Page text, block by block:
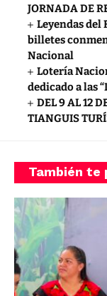
JORNADA DE
Leyendas
billetes
Nacional
Lotería
dedicado a las
DEL 9 AL 12
TIANGUIS
También te